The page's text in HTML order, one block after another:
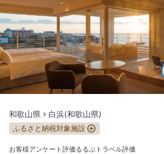
和歌山県 白浜(和歌山県)
ふるさと納税対象施設
お客様アンケート評価るるぶトラベル評価